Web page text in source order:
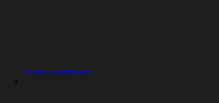
Create a dashboard